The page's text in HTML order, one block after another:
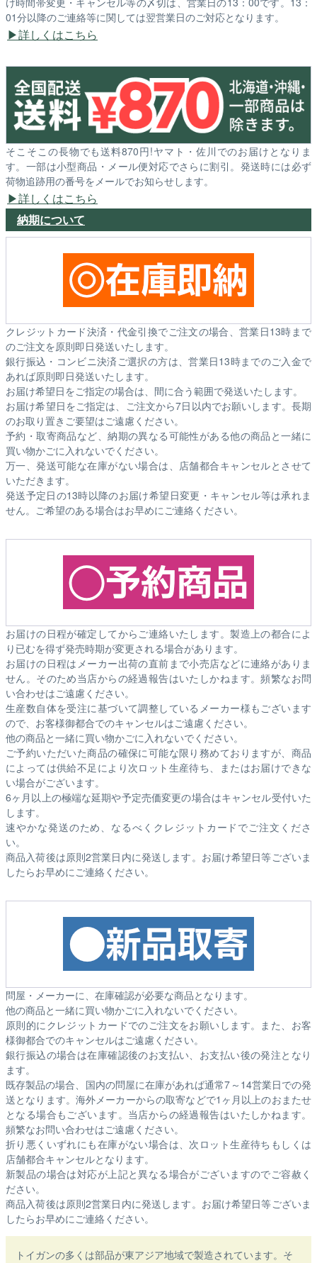
01分以降のご連絡等に関しては翌営業日のご対応となります。
詳しくはこちら
そこそこの長物でも送料870円!ヤマト・佐川でのお届けとなりま
す。一部は小型商品・メール便対応でさらに割引。発送時には必ず
荷物追跡用の番号をメールでお知らせします。
詳しくはこちら
納期について
クレジットカード決済・代金引換でご注文の場合、営業日13時まで
のご注文を原則即日発送いたします。
銀行振込・コンビニ決済ご選択の方は、営業日13時までのご入金で
あれば原則即日発送いたします。
お届け希望日をご指定の場合は、間に合う範囲で発送いたします。
お届け希望日をご指定は、ご注文から7日以内でお願いします。長期
のお取り置きご要望はご遠慮ください。
予約・取寄商品など、納期の異なる可能性がある他の商品と一緒に
買い物かごに入れないでください。
万一、発送可能な在庫がない場合は、店舗都合キャンセルとさせて
いただきます。
発送予定日の13時以降のお届け希望日変更・キャンセル等は承れま
せん。ご希望のある場合はお早めにご連絡ください。
お届けの日程が確定してからご連絡いたします。製造上の都合によ
り已むを得ず発売時期が変更される場合があります。
お届けの日程はメーカー出荷の直前まで小売店などに連絡がありま
せん。そのため当店からの経過報告はいたしかねます。頻繁なお問
い合わせはご遠慮ください。
生産数自体を受注に基づいて調整しているメーカー様もございます
ので、お客様御都合でのキャンセルはご遠慮ください。
他の商品と一緒に買い物かごに入れないでください。
ご予約いただいた商品の確保に可能な限り務めておりますが、商品
によっては供給不足により次ロット生産待ち、またはお届けできな
い場合がございます。
6ヶ月以上の極端な延期や予定売価変更の場合はキャンセル受付いた
します。
速やかな発送のため、なるべくクレジットカードでご注文くださ
い。
商品入荷後は原則2営業日内に発送します。お届け希望日等ございま
したらお早めにご連絡ください。
問屋・メーカーに、在庫確認が必要な商品となります。
他の商品と一緒に買い物かごに入れないでください。
原則的にクレジットカードでのご注文をお願いします。また、お客
様御都合でのキャンセルはご遠慮ください。
銀行振込の場合は在庫確認後のお支払い、お支払い後の発注となり
ます。
既存製品の場合、国内の問屋に在庫があれば通常7～14営業日での発
送となります。海外メーカーからの取寄などで1ヶ月以上のおまたせ
となる場合もございます。 当店からの経過報告はいたしかねます。
頻繁なお問い合わせはご遠慮ください。
折り悪くいずれにも在庫がない場合は、次ロット生産待ちもしくは
店舗都合キャンセルとなります。
新製品の場合は対応が上記と異なる場合がございますのでご容赦く
ださい。
商品入荷後は原則2営業日内に発送します。お届け希望日等ございま
したらお早めにご連絡ください。
トイガンの多くは部品が東アジア地域で製造されています。そ